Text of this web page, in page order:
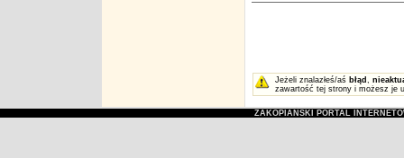
Jeżeli znalazłeś/aś błąd ,
zawartość tej strony i możesz je
ZAKOPIAŃSKI PORTAL